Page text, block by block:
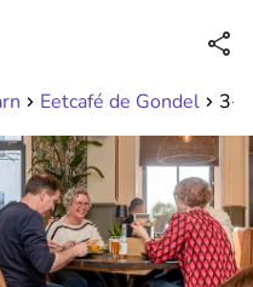
bis 23:00 Uhr (max 0,09€/Min)
Eetcafé de Gondel 3-